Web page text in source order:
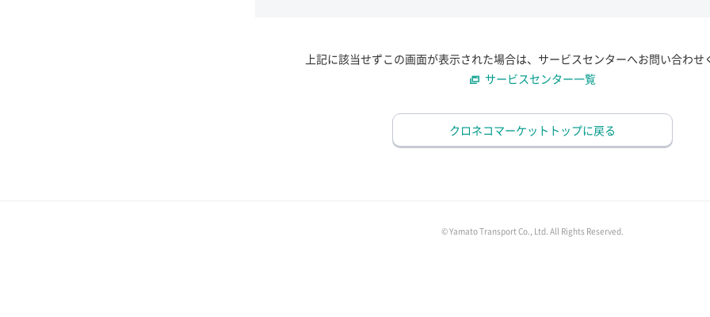
上記に該当せずこの画面が表示された場合は、サービスセンターへお問い合わせ
サービスセンター一覧
クロネコマーケットトップに戻る
© Yamato Transport Co., Ltd. All Rights Reserved.